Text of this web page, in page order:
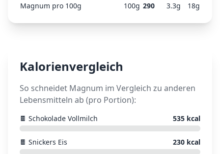
Magnum pro 100g
100g 290 3.3g 18g
Kalorienvergleich
So schneidet Magnum im Vergleich zu anderen
Lebensmitteln ab (pro Portion):
🍫 Schokolade Vollmilch 535 kcal
🍫 Snickers Eis 230 kcal